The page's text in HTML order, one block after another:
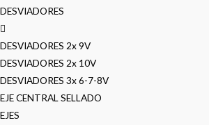
DESVIADORES
DESVIADORES 2x 9V
DESVIADORES 2x 10V
DESVIADORES 3x 6-7-8V
EJE CENTRAL SELLADO
EJES